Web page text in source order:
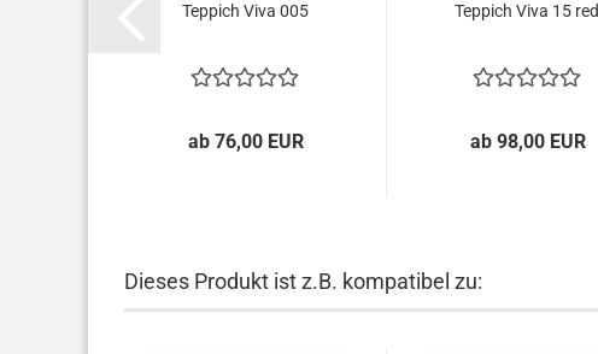
Teppich Viva 005
ab 76,00 EUR
Teppich Viva 15 red
ab 98,00 EUR
Dieses Produkt ist z.B. kompatibel zu: